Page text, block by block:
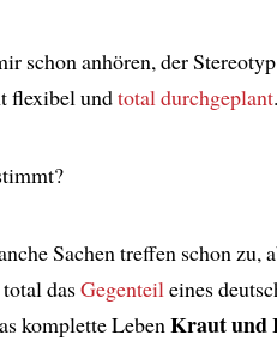
schon anhören, der
flexibel undtotal durchgeplant.
Sachen treffen schon zu,
dasGegenteil eines
komplette Leben Kraut und